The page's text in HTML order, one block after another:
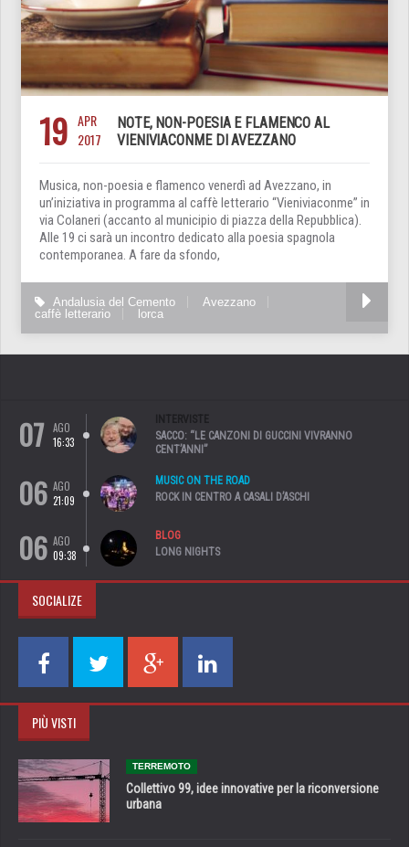
19 APR
2017
NOTE, NON-POESIA E FLAMENCO AL
VIENIVIACONME DI AVEZZANO
Musica, non-poesia e flamenco venerdì ad Avezzano, in
un’iniziativa in programma al caffè letterario “Vieniviaconme” in
via Colaneri (accanto al municipio di piazza della Repubblica).
Alle 19 ci sarà un incontro dedicato alla poesia spagnola
contemporanea. A fare da sfondo,
Andalusia del Cemento
Avezzano
caffè letterario
lorca
07
AGO
16:33
INTERVISTE
SACCO: “LE CANZONI DI GUCCINI VIVRANNO
CENT’ANNI”
06 AGO
21:09
MUSIC ON THE ROAD
ROCK IN CENTRO A CASALI D’ASCHI
06 AGO
09:38
BLOG
LONG NIGHTS
SOCIALIZE
PIÙ VISTI
TERREMOTO
Collettivo 99, idee innovative per la riconversione
urbana